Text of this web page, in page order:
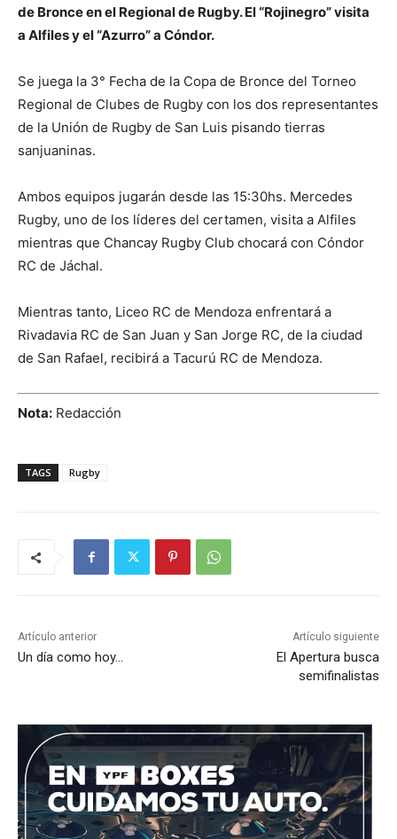
de Bronce en el Regional de Rugby. El “Rojinegro” visita
a Alfiles y el “Azurro” a Cóndor.
Se juega la 3° Fecha de la Copa de Bronce del Torneo
Regional de Clubes de Rugby con los dos representantes
de la Unión de Rugby de San Luis pisando tierras
sanjuaninas.
Ambos equipos jugarán desde las 15:30hs. Mercedes
Rugby, uno de los líderes del certamen, visita a Alfiles
mientras que Chancay Rugby Club chocará con Cóndor
RC de Jáchal.
Mientras tanto, Liceo RC de Mendoza enfrentará a
Rivadavia RC de San Juan y San Jorge RC, de la ciudad
de San Rafael, recibirá a Tacurú RC de Mendoza.
Nota: Redacción
TAGS Rugby
Artículo anterior
Un día como hoy…
Artículo siguiente
El Apertura busca
semifinalistas